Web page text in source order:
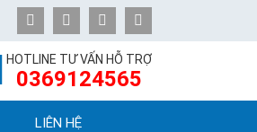
HOTLINE TƯ VẤN HỖ TRỢ
0369124565
LIÊN HỆ